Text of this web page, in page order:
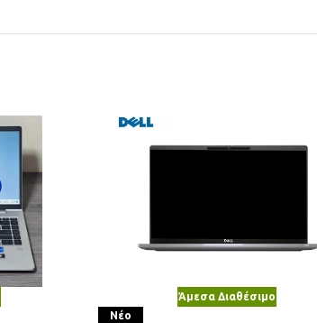
Άμεσα Διαθέσιμο
Νέο